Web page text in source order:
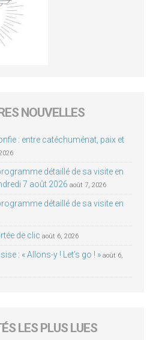
NOUVELLES
: entre catéchuménat, paix et
détaillé de sa visite en
7 août 2026 août 7, 2026
détaillé de sa visite en
de clic août 6, 2026
: « Allons-y ! Let’s go ! » août 6,
LES PLUS LUES